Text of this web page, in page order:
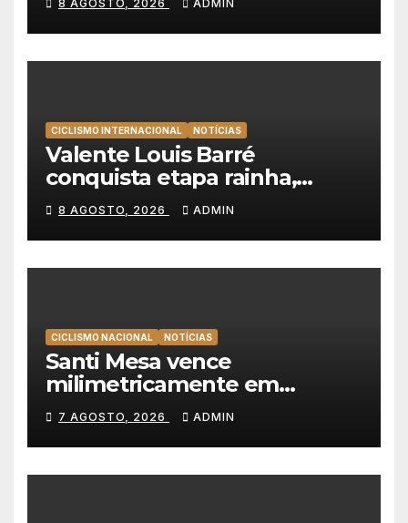
Mortágua
8 AGOSTO, 2026 ADMIN
CICLISMO INTERNACIONAL NOTÍCIAS
Valente Louis Barré
conquista etapa rainha,
Christian Scaroni é o novo
líder da Volta a Polónia
8 AGOSTO, 2026 ADMIN
CICLISMO NACIONAL NOTÍCIAS
Santi Mesa vence
milimetricamente em
Albufeira, Rui Oliveira
mantém a amarela da Volta a
Portugal
7 AGOSTO, 2026 ADMIN